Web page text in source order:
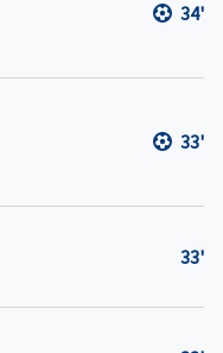
34'
33'
33'